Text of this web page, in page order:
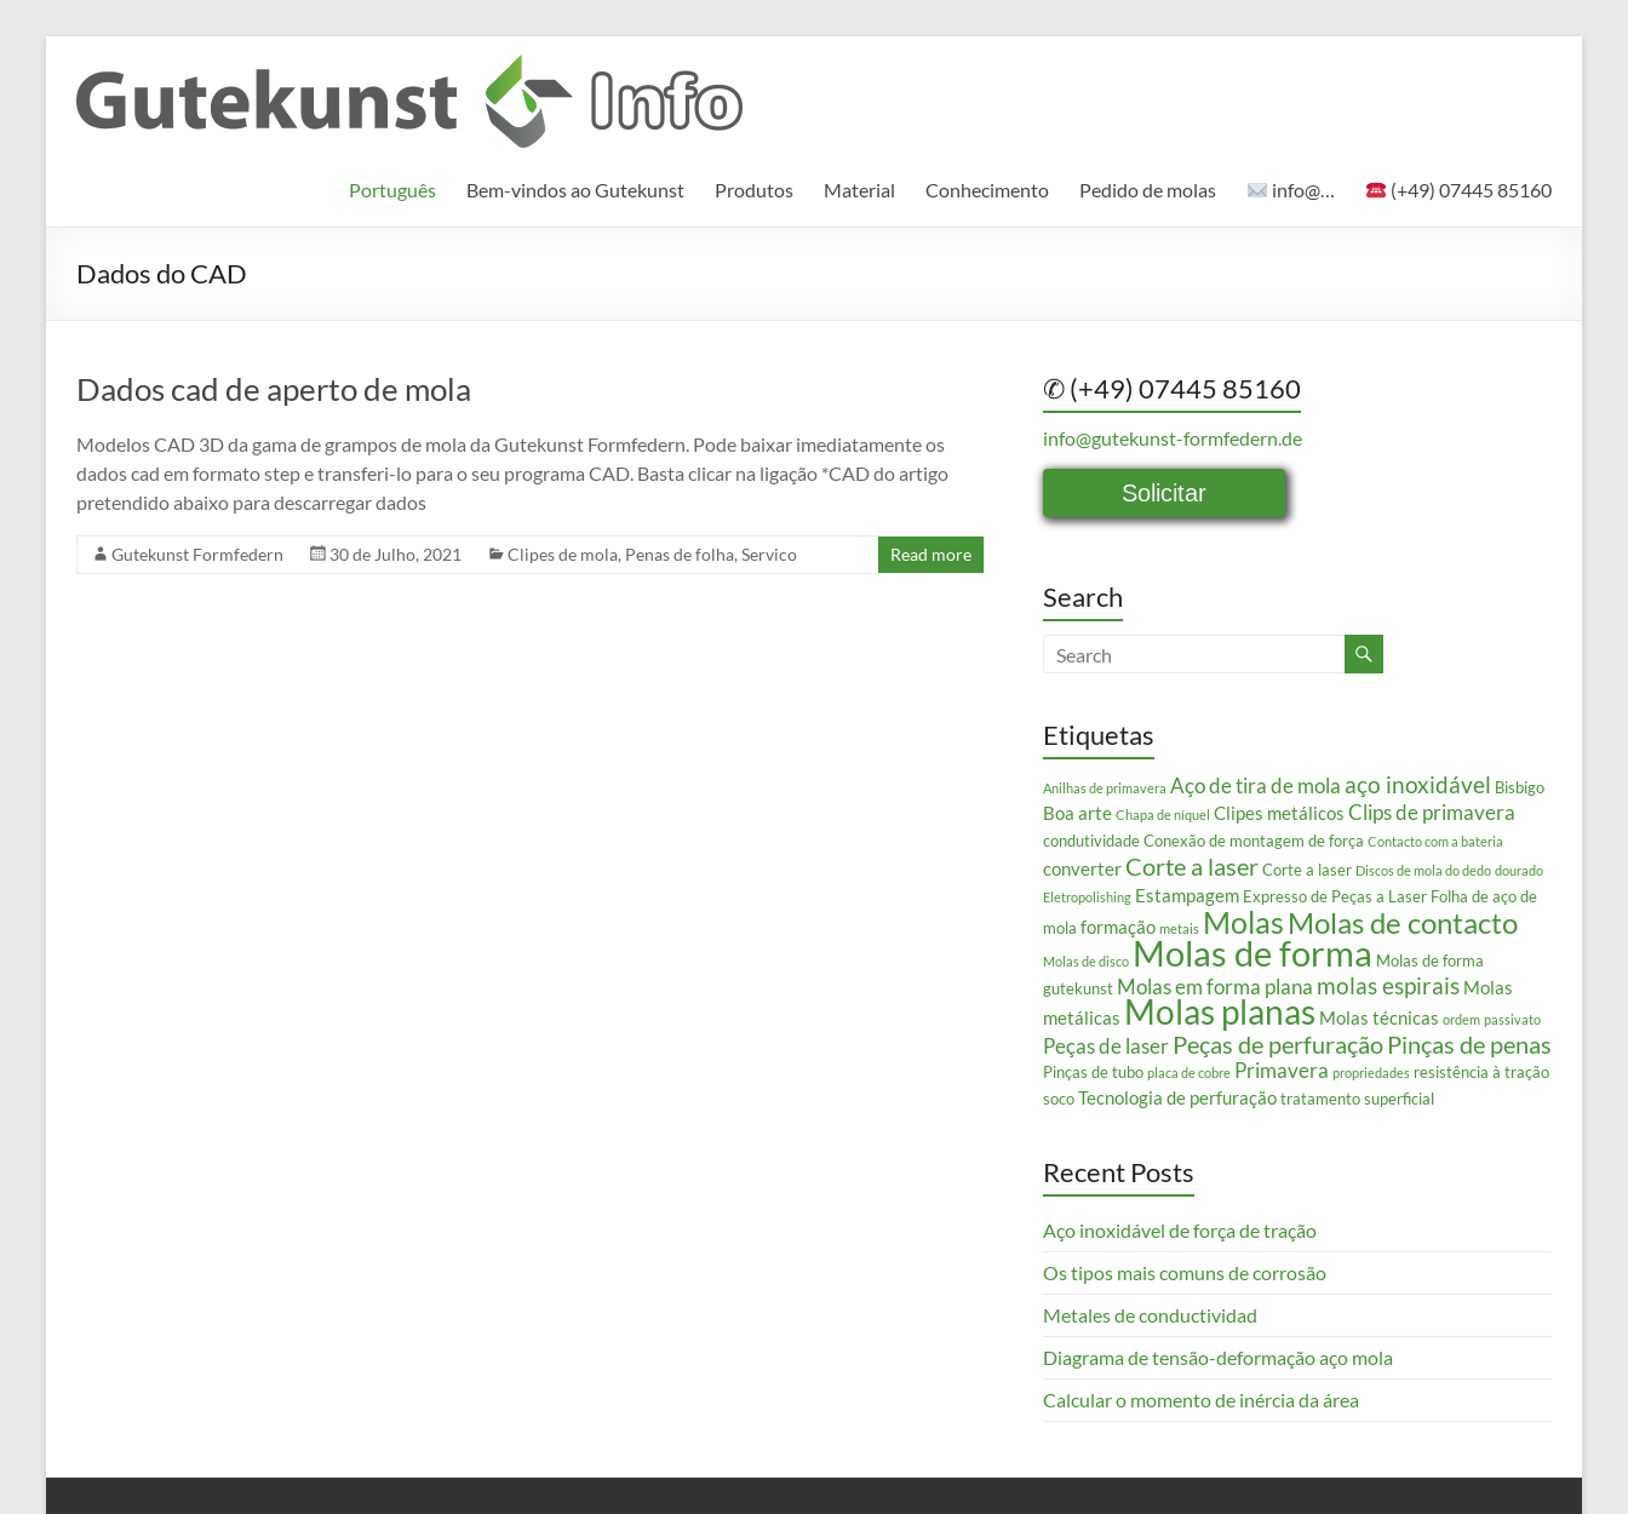
content
Gutekunst
Formfedern
Informationen
und
Wissenswertes
Português Bem-vindos ao Gutekunst Produtos Material Conhecimento Pedido de molas info@… (+49) 07445 85160
Dados do CAD
Dados cad de aperto de mola
Modelos CAD 3D da gama de grampos de mola da Gutekunst Formfedern. Pode baixar imediatamente os
dados cad em formato step e transferi-lo para o seu programa CAD. Basta clicar na ligação *CAD do artigo
pretendido abaixo para descarregar dados
Gutekunst Formfedern 30 de Julho, 2021 Clipes de mola, Penas de folha, Servico Read more
✆ (+49) 07445 85160
info@gutekunst-formfedern.de
Solicitar
Search
Etiquetas
Anilhas de primavera Aço de tira de mola aço inoxidável Bisbigo
Boa arte Chapa de níquel Clipes metálicos Clips de primavera
condutividadeConexão de montagem de força Contacto com a bateria
converter Corte a laserCorte a laser Discos de mola do dedo dourado
Eletropolishing Estampagem Expresso de Peças a Laser Folha de aço de
mola formação metais Molas Molas de contacto
Molas de disco Molas de forma Molas de forma
gutekunst Molas em forma plana molas espirais Molas
metálicas Molas planas Molas técnicas ordem passivato
Peças de laser Peças de perfuração Pinças de penas
Pinças de tubo placa de cobre Primavera propriedades resistência à tração
socoTecnologia de perfuraçãotratamento superficial
Recent Posts
Aço inoxidável de força de tração
Os tipos mais comuns de corrosão
Metales de conductividad
Diagrama de tensão-deformação aço mola
Calcular o momento de inércia da área